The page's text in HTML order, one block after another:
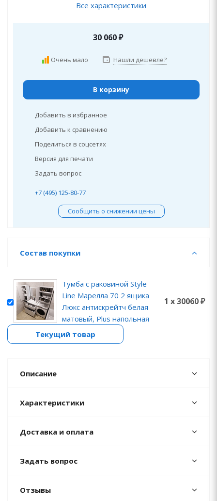
Все характеристики
30 060₽
Очень мало Нашли дешевле?
В корзину
Добавить в избранное
Добавить к сравнению
Поделиться в соцсетях
Версия для печати
Задать вопрос
+7 (495) 125-80-77
Сообщить о снижении цены
Состав покупки
Тумба с раковиной Style
Line Марелла 70 2 ящика
Люкс антискрейтч белая
матовый, Plus напольная
1 x 30060 ₽
Текущий товар
Описание
Характеристики
Доставка и оплата
Задать вопрос
Отзывы